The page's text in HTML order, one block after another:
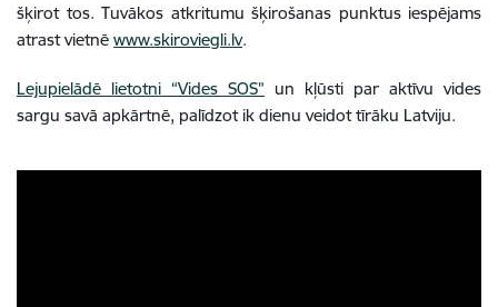
šķirot tos. Tuvākos atkritumu šķirošanas punktus iespējams
atrast vietnē www.skiroviegli.lv.
Lejupielādē lietotni “Vides SOS” un kļūsti par aktīvu vides
sargu savā apkārtnē, palīdzot ik dienu veidot tīrāku Latviju.